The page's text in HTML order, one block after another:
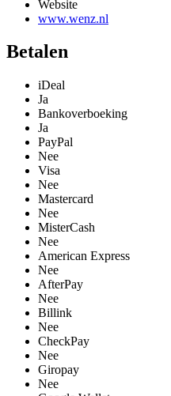
Website
www.wenz.nl
Betalen
iDeal
Ja
Bankoverboeking
Ja
PayPal
Nee
Visa
Nee
Mastercard
Nee
MisterCash
Nee
American Express
Nee
AfterPay
Nee
Billink
Nee
CheckPay
Nee
Giropay
Nee